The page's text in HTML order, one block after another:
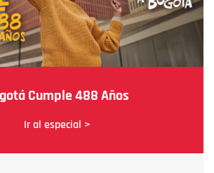
Cumple 488 Años
Ir al especial >